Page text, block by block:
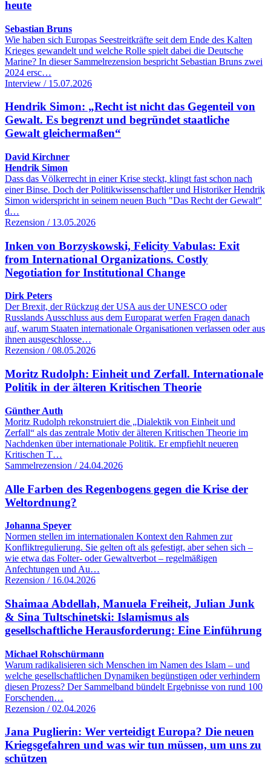
heute
Sebastian Bruns
Wie haben sich Europas Seestreitkräfte seit dem Ende des Kalten
Krieges gewandelt und welche Rolle spielt dabei die Deutsche
Marine? In dieser Sammelrezension bespricht Sebastian Bruns zwei
2024 ersc…
Interview / 15.07.2026
Hendrik Simon: „Recht ist nicht das Gegenteil von
Gewalt. Es begrenzt und begründet staatliche
Gewalt gleichermaßen“
David Kirchner
Hendrik Simon
Dass das Völkerrecht in einer Krise steckt, klingt fast schon nach
einer Binse. Doch der Politikwissenschaftler und Historiker Hendrik
Simon widerspricht in seinem neuen Buch "Das Recht der Gewalt"
d…
Rezension / 13.05.2026
Inken von Borzyskowski, Felicity Vabulas: Exit
from International Organizations. Costly
Negotiation for Institutional Change
Dirk Peters
Der Brexit, der Rückzug der USA aus der UNESCO oder
Russlands Ausschluss aus dem Europarat werfen Fragen danach
auf, warum Staaten internationale Organisationen verlassen oder aus
ihnen ausgeschlosse…
Rezension / 08.05.2026
Moritz Rudolph: Einheit und Zerfall. Internationale
Politik in der älteren Kritischen Theorie
Günther Auth
Moritz Rudolph rekonstruiert die „Dialektik von Einheit und
Zerfall“ als das zentrale Motiv der älteren Kritischen Theorie im
Nachdenken über internationale Politik. Er empfiehlt neueren
Kritischen T…
Sammelrezension / 24.04.2026
Alle Farben des Regenbogens gegen die Krise der
Weltordnung?
Johanna Speyer
Normen stellen im internationalen Kontext den Rahmen zur
Konfliktregulierung. Sie gelten oft als gefestigt, aber sehen sich –
wie etwa das Folter- oder Gewaltverbot – regelmäßigen
Anfechtungen und Au…
Rezension / 16.04.2026
Shaimaa Abdellah, Manuela Freiheit, Julian Junk
& Sina Tultschinetski: Islamismus als
gesellschaftliche Herausforderung: Eine Einführung
Michael Rohschürmann
Warum radikalisieren sich Menschen im Namen des Islam – und
welche gesellschaftlichen Dynamiken begünstigen oder verhindern
diesen Prozess? Der Sammelband bündelt Ergebnisse von rund 100
Forschenden…
Rezension / 02.04.2026
Jana Puglierin: Wer verteidigt Europa? Die neuen
Kriegsgefahren und was wir tun müssen, um uns zu
schützen